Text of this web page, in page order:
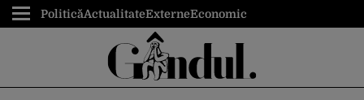
PoliticăActualitateExterneEconomic